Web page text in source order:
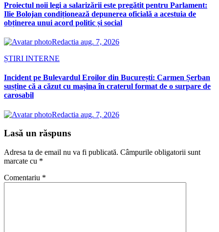
Proiectul noii legi a salarizării este pregătit pentru Parlament:
Ilie Bolojan condiționează depunerea oficială a acestuia de
obținerea unui acord politic și social
Redactia aug. 7, 2026
ȘTIRI INTERNE
Incident pe Bulevardul Eroilor din București: Carmen Șerban
susține că a căzut cu mașina în craterul format de o surpare de
carosabil
Redactia aug. 7, 2026
Lasă un răspuns
Adresa ta de email nu va fi publicată. Câmpurile obligatorii sunt
marcate cu *
Comentariu *